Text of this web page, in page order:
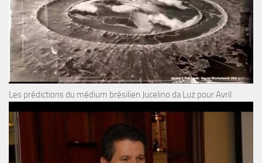
Les prédictions du médium brésilien Jucelino da Luz pour Avril